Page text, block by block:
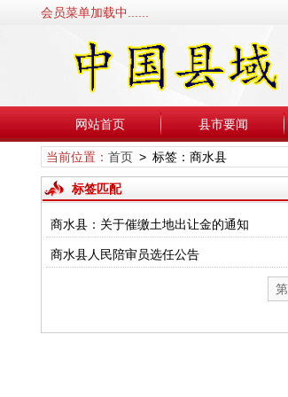
会员菜单加载中......
网站首页 县市要闻
当前位置： 首页> 标签：商水县
标签匹配
商水县：关于催缴土地出让金的通知
商水县人民陪审员选任公告